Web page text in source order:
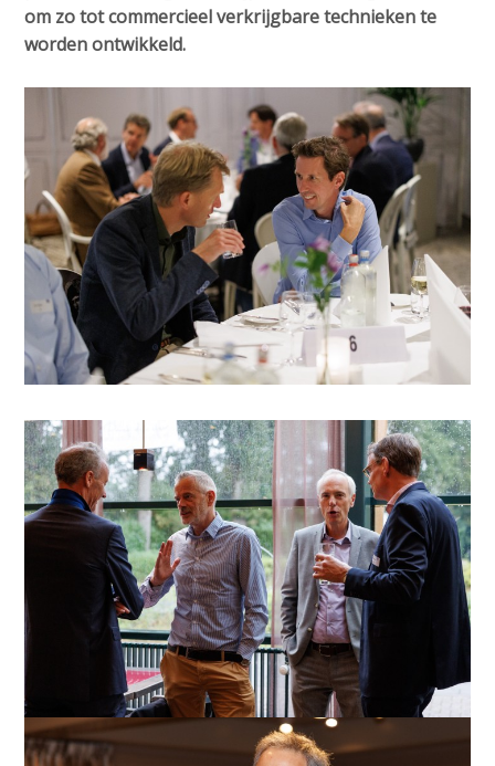
t
e
t
om zo tot commercieel verkrijgbare technieken te
worden ontwikkeld.